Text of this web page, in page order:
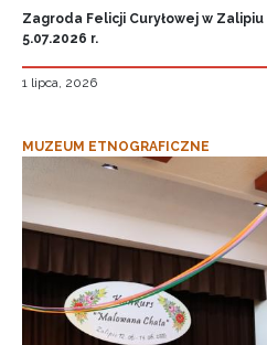
Zagroda Felicji Curyłowej w
5.07.2026 r.
1 lipca, 2026
MUZEUM ETNOGRAFICZNE